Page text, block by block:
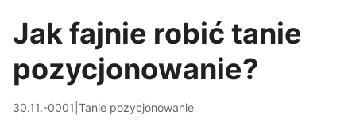
Jak fajnie robić tanie
pozycjonowanie?
30.11.-0001 Tanie pozycjonowanie